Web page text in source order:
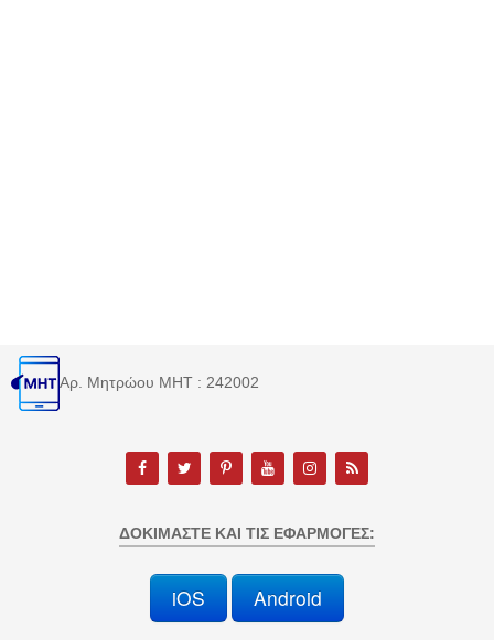
Αρ. Μητρώου MHT : 242002
ΔΟΚΙΜΆΣΤΕ ΚΑΙ ΤΙΣ ΕΦΑΡΜΟΓΈΣ:
iOS Android